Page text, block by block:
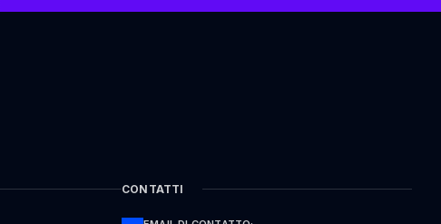
CONTATTI